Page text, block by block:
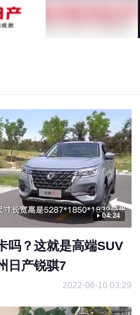
倍速
04:24
吗？这就是高端SUV
日产锐骐7
2022-06-10 03:29